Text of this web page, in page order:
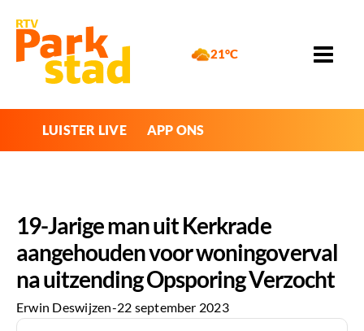
21°C
LUISTER LIVE APP ONS
19-Jarige man uit Kerkrade
aangehouden voor woningoverval
na uitzending Opsporing Verzocht
Erwin Deswijzen-22 september 2023